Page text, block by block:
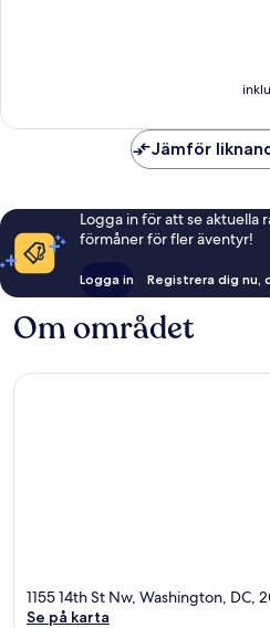
Jämför
Logga in för att se aktuella
förmåner för fler äventyr!
Logga in Registrera dig nu,
Om området
1155 14th St Nw, Washington, DC,
Se på karta